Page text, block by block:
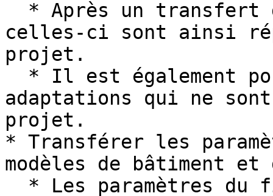
celles-ci sont ainsi
projet.
adaptations qui ne
projet.
* Transférer les
modèles de bâtiment et